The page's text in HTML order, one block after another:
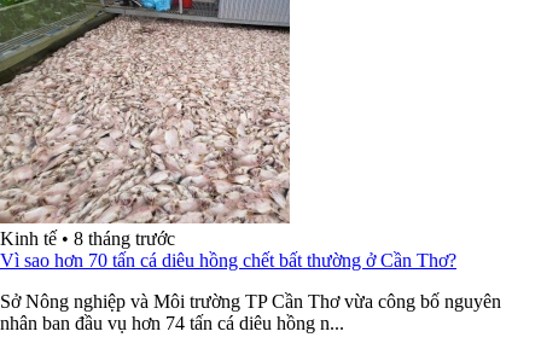
Kinh tế • 8 tháng trước
Vì sao hơn 70 tấn cá diêu hồng chết bất thường ở Cần Thơ?
Sở Nông nghiệp và Môi trường TP Cần Thơ vừa công bố nguyên
nhân ban đầu vụ hơn 74 tấn cá diêu hồng n...